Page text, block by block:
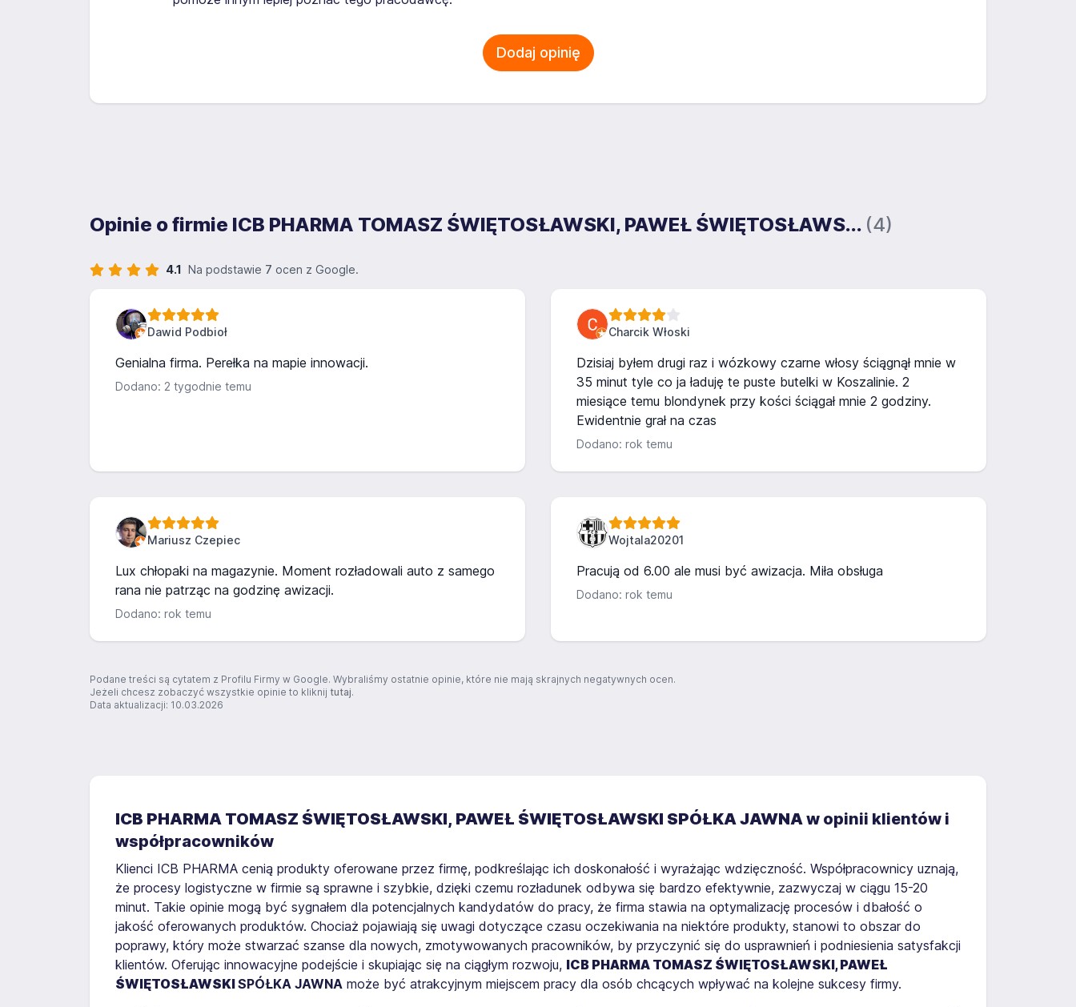
Dodaj opinię
Opinie o firmie ICB PHARMA TOMASZ ŚWIĘTOSŁAWSKI, PAWEŁ ŚWIĘTOSŁAWS... (4)
4.1 Na podstawie 7 ocen z Google.
Dawid Podbioł
Genialna firma. Perełka na mapie innowacji.
Dodano: 2 tygodnie temu
Charcik Włoski
Dzisiaj byłem drugi raz i wózkowy czarne włosy ściągnął mnie w
35 minut tyle co ja ładuję te puste butelki w Koszalinie. 2
miesiące temu blondynek przy kości ściągał mnie 2 godziny.
Ewidentnie grał na czas
Dodano: rok temu
Mariusz Czepiec
Lux chłopaki na magazynie. Moment rozładowali auto z samego
rana nie patrząc na godzinę awizacji.
Dodano: rok temu
Wojtala20201
Pracują od 6.00 ale musi być awizacja. Miła obsługa
Dodano: rok temu
Podane treści są cytatem z Profilu Firmy w Google. Wybraliśmy ostatnie opinie, które nie mają skrajnych negatywnych ocen.
Jeżeli chcesz zobaczyć wszystkie opinie to kliknij tutaj.
Data aktualizacji: 10.03.2026
ICB PHARMA TOMASZ ŚWIĘTOSŁAWSKI, PAWEŁ ŚWIĘTOSŁAWSKI SPÓŁKA JAWNAw opinii klientów i
współpracowników
Klienci ICB PHARMA cenią produkty oferowane przez firmę, podkreślając ich doskonałość i wyrażając wdzięczność. Współpracownicy uznają,
że procesy logistyczne w firmie są sprawne i szybkie, dzięki czemu rozładunek odbywa się bardzo efektywnie, zazwyczaj w ciągu 15-20
minut. Takie opinie mogą być sygnałem dla potencjalnych kandydatów do pracy, że firma stawia na optymalizację procesów i dbałość o
jakość oferowanych produktów. Chociaż pojawiają się uwagi dotyczące czasu oczekiwania na niektóre produkty, stanowi to obszar do
poprawy, który może stwarzać szanse dla nowych, zmotywowanych pracowników, by przyczynić się do usprawnień i podniesienia satysfakcji
klientów. Oferując innowacyjne podejście i skupiając się na ciągłym rozwoju, ICB PHARMA TOMASZ ŚWIĘTOSŁAWSKI, PAWEŁ
ŚWIĘTOSŁAWSKISPÓŁKA JAWNA może być atrakcyjnym miejscem pracy dla osób chcących wpływać na kolejne sukcesy firmy.